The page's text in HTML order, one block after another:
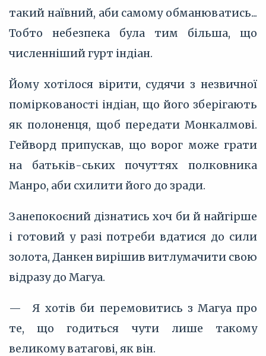
такий наївний, аби самому обманюватись...
Тобто небезпека була тим більша, що
численніший гурт індіан.
Йому хотілося вірити, судячи з незвичної
поміркованості індіан, що його зберігають
як полоненця, щоб передати Монкалмові.
Гейворд припускав, що ворог може грати
на батьків-ських почуттях полковника
Манро, аби схилити його до зради.
Занепокоєний дізнатись хоч би й найгірше
і готовий у разі потреби вдатися до сили
золота, Данкен вирішив витлумачити свою
відразу до Магуа.
— Я хотів би перемовитись з Магуа про
те, що годиться чути лише такому
великому ватагові, як він.